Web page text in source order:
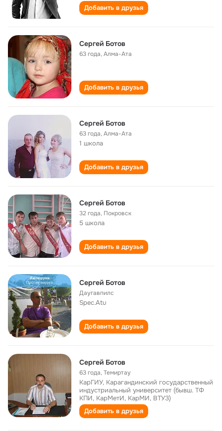
Добавить в друзья
Сергей Ботов
63 года,Алма-Ата
Добавить в друзья
Сергей Ботов
63 года,Алма-Ата
1 школа
Добавить в друзья
Сергей Ботов
32 года, Покровск
5 школа
Добавить в друзья
Сергей Ботов
Даугавпилс
Spec.Atu
Добавить в друзья
Сергей Ботов
63 года,Темиртау
КарГИУ, Карагандинский государственный
индустриальный университет (бывш. ТФ
КПИ, КарМетИ, КарМИ, ВТУЗ)
Добавить в друзья